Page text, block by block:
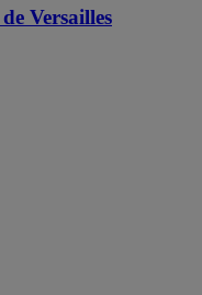
Versailles